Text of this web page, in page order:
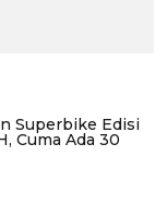
Superbike Edisi
Cuma Ada 30